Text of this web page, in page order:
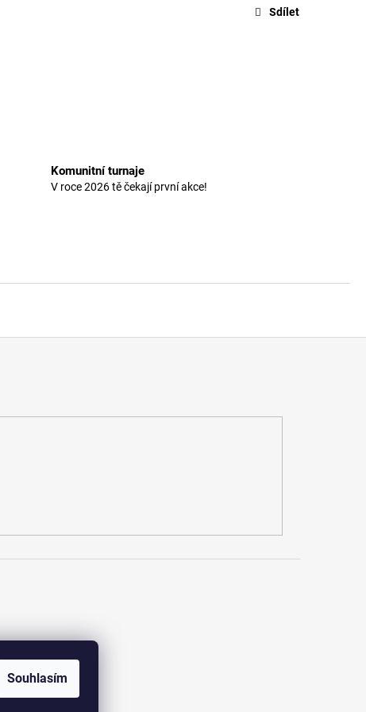
Souhlasím
Sdílet
Komunitní turnaje
V roce 2026 tě čekají první akce!